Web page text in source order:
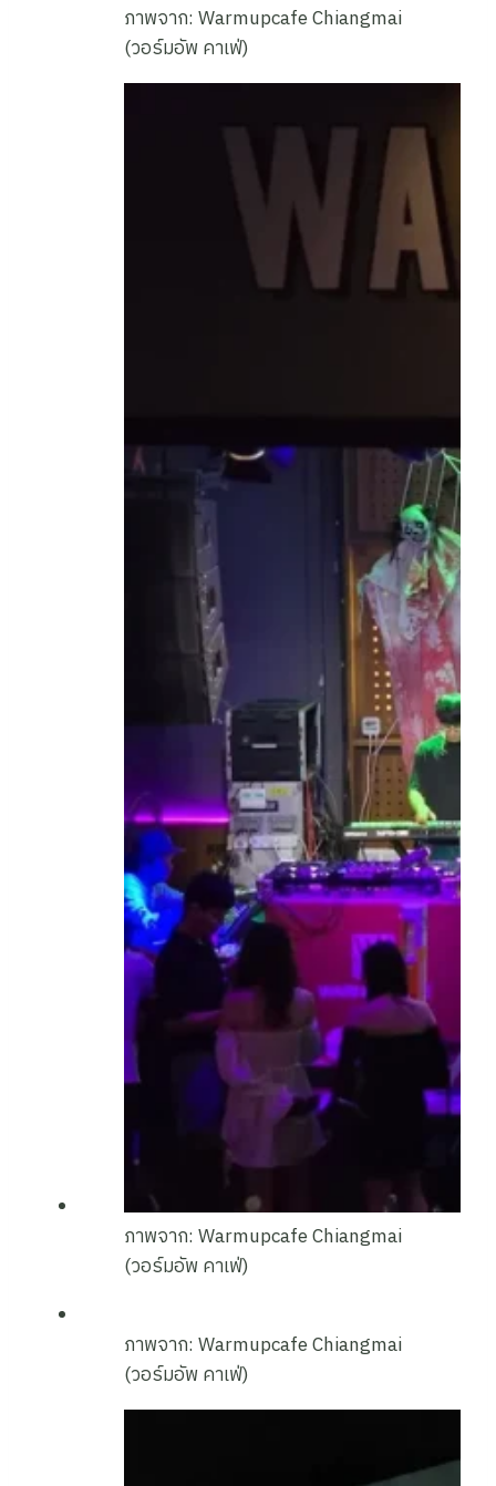
ภาพจาก: Warmupcafe Chiangmai
(วอร์มอัพ คาเฟ่)
ภาพจาก: Warmupcafe Chiangmai
(วอร์มอัพ คาเฟ่)
ภาพจาก: Warmupcafe Chiangmai
(วอร์มอัพ คาเฟ่)